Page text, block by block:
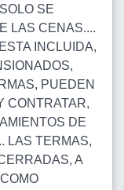
SE
LAS CENAS....
INCLUIDA,
PUEDEN
CONTRATAR,
DE
LAS TERMAS,
A